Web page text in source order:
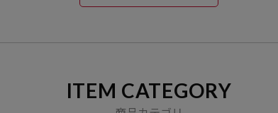
ITEM CATEGORY